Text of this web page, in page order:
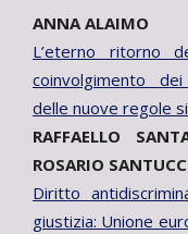
ANNA ALAIMO
L’eterno ritorno
coinvolgimento
delle nuove regole
RAFFAELLO
ROSARIO
Diritto
giustizia: Unione